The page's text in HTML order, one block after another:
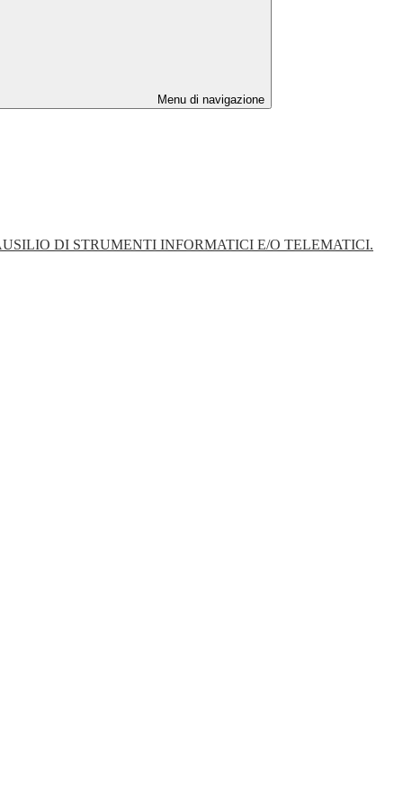
Menu di navigazione
DI STRUMENTI INFORMATICI E/O TELEMATICI.